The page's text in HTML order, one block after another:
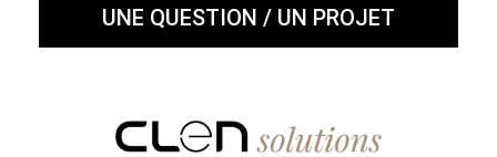
UNE QUESTION / UN PROJET